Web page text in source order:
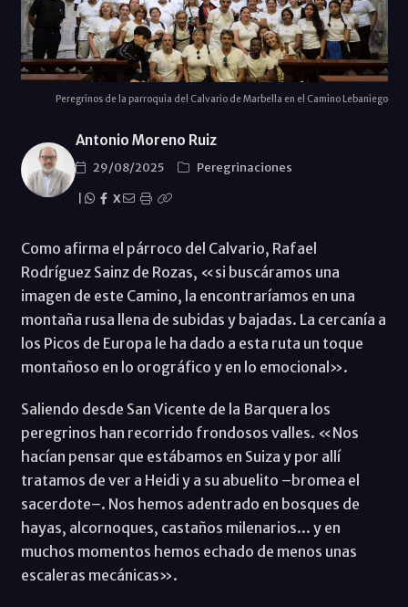
Peregrinos de la parroquia del Calvario de Marbella en el Camino Lebaniego
Antonio Moreno Ruiz
29/08/2025
Peregrinaciones
X
Como afirma el párroco del Calvario, Rafael
Rodríguez Sainz de Rozas, «si buscáramos una
imagen de este Camino, la encontraríamos en una
montaña rusa llena de subidas y bajadas. La cercanía a
los Picos de Europa le ha dado a esta ruta un toque
montañoso en lo orográfico y en lo emocional».
Saliendo desde San Vicente de la Barquera los
peregrinos han recorrido frondosos valles. «Nos
hacían pensar que estábamos en Suiza y por allí
tratamos de ver a Heidi y a su abuelito –bromea el
sacerdote–. Nos hemos adentrado en bosques de
hayas, alcornoques, castaños milenarios... y en
muchos momentos hemos echado de menos unas
escaleras mecánicas».